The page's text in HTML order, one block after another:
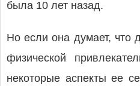
была 10 лет назад.
Но если она думает, что
физической
некоторые аспекты ее